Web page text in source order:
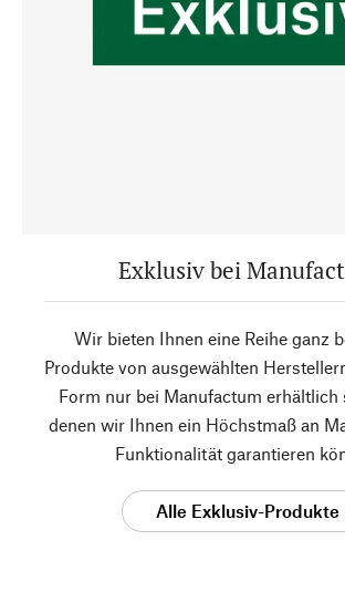
Exklusiv bei
Wir bieten Ihnen eine Reihe ganz
Produkte von ausgewählten
Form nur bei Manufactum erhältlich
denen wir Ihnen ein Höchstmaß an
Funktionalität garantieren
Alle Exklusiv-Produkte